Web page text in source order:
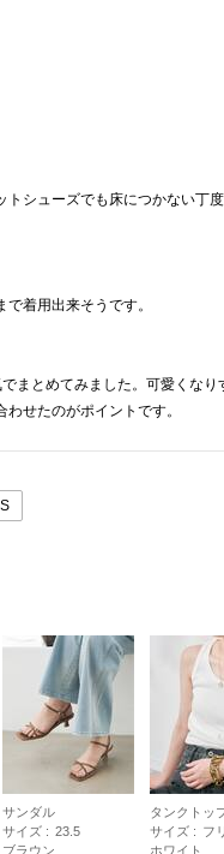
シューズでも床につかない丁
着用出来そうです。
まとめてみました。可愛くなり
せたのがポイントです。
サンダル
サイズ : 23.5
ブラウン
タンクトッ
サイズ : フ
ホワイト